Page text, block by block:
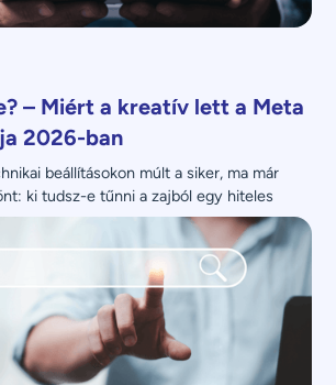
– Miért a kreatív lett a Meta
2026-ban
beállításokon múlt a siker, ma már
ki tudsz-e tűnni a zajból egy hiteles